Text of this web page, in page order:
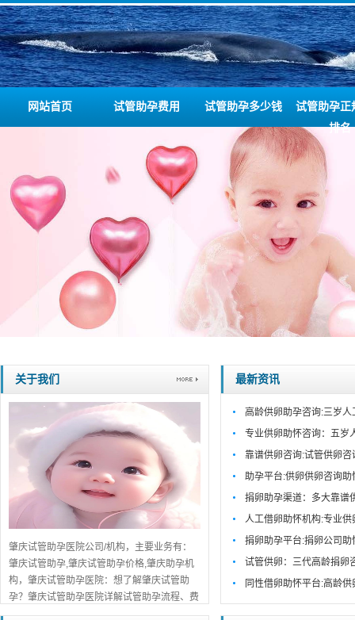
网站首页 试管助孕费用 试管助孕多少钱
试管助孕正
排名
关于我们
肇庆试管助孕医院公司/机构，主要业务有：
肇庆试管助孕,肇庆试管助孕价格,肇庆助孕机
构，肇庆试管助孕医院：想了解肇庆试管助
孕？肇庆试管助孕医院详解试管助孕流程、费
用及成功率。肇庆正规机构推荐，助您早日好
最新资讯
高龄供卵助孕咨询:三岁
专业供卵助怀咨询：五岁
靠谱供卵咨询:试管供卵
助孕平台:供卵供卵咨询
捐卵助孕渠道：多大靠谱
人工借卵助怀机构:专业
捐卵助孕平台:捐卵公司
试管供卵：三代高龄捐卵
同性借卵助怀平台:高龄